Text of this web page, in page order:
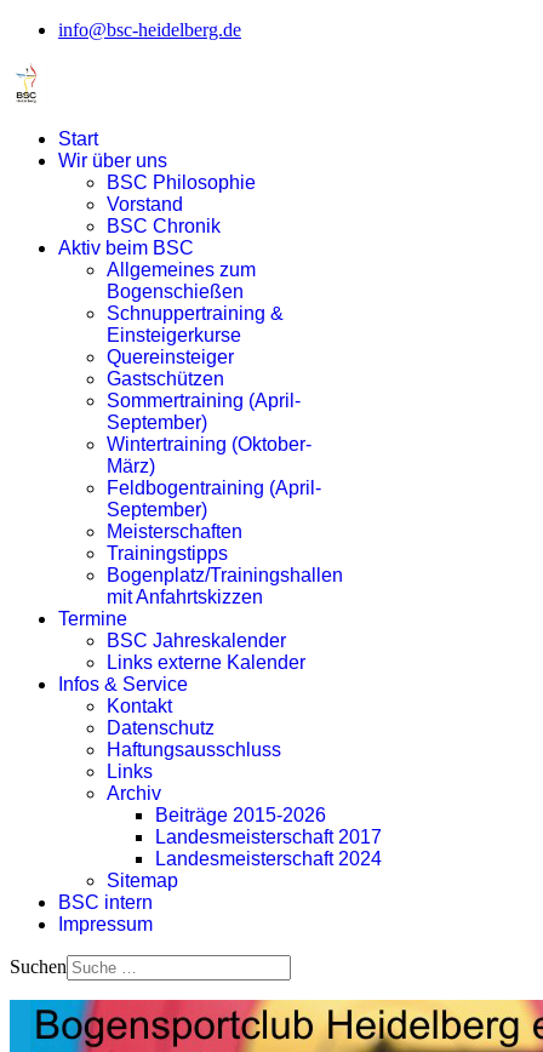
info@bsc-heidelberg.de
Start
Wir über uns
BSC Philosophie
Vorstand
BSC Chronik
Aktiv beim BSC
Allgemeines zum
Bogenschießen
Schnuppertraining &
Einsteigerkurse
Quereinsteiger
Gastschützen
Sommertraining (April-
September)
Wintertraining (Oktober-
März)
Feldbogentraining (April-
September)
Meisterschaften
Trainingstipps
Bogenplatz/Trainingshallen
mit Anfahrtskizzen
Termine
BSC Jahreskalender
Links externe Kalender
Infos & Service
Kontakt
Datenschutz
Haftungsausschluss
Links
Archiv
Beiträge 2015-2026
Landesmeisterschaft 2017
Landesmeisterschaft 2024
Sitemap
BSC intern
Impressum
Suchen